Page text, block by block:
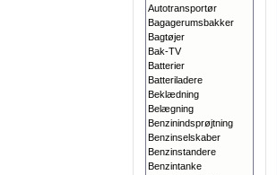
Autotransportør
Bagagerumsbakker
Bagtøjer
Bak-TV
Batterier
Batteriladere
Beklædning
Belægning
Benzinindsprøjtning
Benzinselskaber
Benzinstandere
Benzintanke